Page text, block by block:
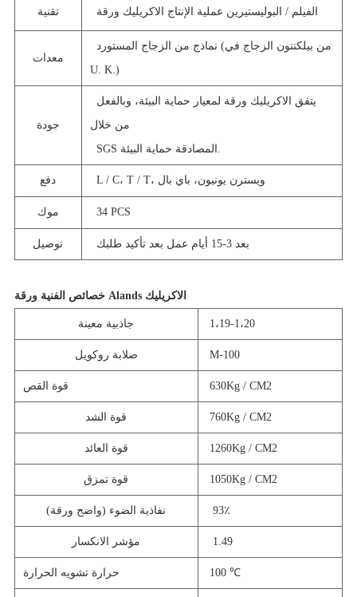
تقنية الفيلم / البوليستيرين عملية الإنتاج الاكريليك ورقة
معدات
U. K.)
جودة
من خلال
SGS المصادقة حماية البيئة.
دفع L / C، T / T، ويسترن يونيون، باي بال
موك 34 PCS
توصيل بعد 3-15 أيام عمل بعد تأكيد طلبك
جاذبية معينة 1،19-1،20
صلابة روكويل M-100
قوة القص 630Kg / CM2
قوة الشد 760Kg / CM2
قوة العائد 1260Kg / CM2
قوة تمزق 1050Kg / CM2
نفاذية الضوء (واضح ورقة) 93٪
مؤشر الانكسار 1.49
حرارة تشويه الحرارة 100 ℃